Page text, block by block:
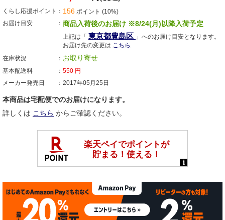
くらし応援ポイント 156 ポイント (10%)
お届け目安
商品入荷後のお届け ※8/24(月)以降入荷予定
上記は「 東京都豊島区 」へのお届け目安となります。
お届け先の変更は こちら
在庫状況
お取り寄せ
基本配送料 550 円
メーカー発売日
2017年05月25日
本商品は宅配便でのお届けになります。
詳しくは こちら からご確認ください。